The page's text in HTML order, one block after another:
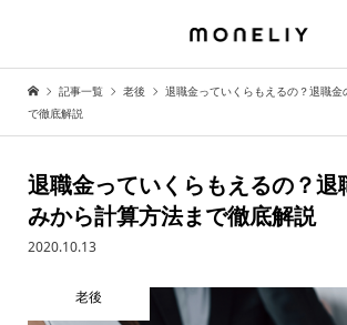
記事一覧 老後
退職金っていくらもえるの？退職金
で徹底解説
退職金っていくらもえるの？退
みから計算方法まで徹底解説
2020.10.13
老後